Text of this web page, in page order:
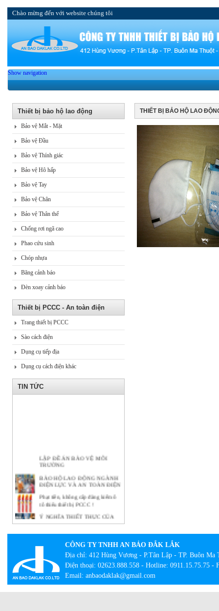
Chào mừng đến với website chúng tôi
Show navigation
Thiết bị bảo hộ lao động
Bảo vệ Mắt - Mặt
Bảo vệ Đầu
Bảo vệ Thính giác
Bảo vệ Hô hấp
Bảo vệ Tay
Bảo vệ Chân
Bảo vệ Thân thể
Chống rơi ngã cao
Phao cứu sinh
Chóp nhựa
Băng cảnh báo
Đèn xoay cảnh báo
Thiết bị PCCC - An toàn điện
Trang thiết bị PCCC
Sào cách điện
Dụng cụ tiếp địa
Dụng cụ cách điện khác
TIN TỨC
LẬP ĐỀ ÁN BẢO VỆ MÔI
TRƯỜNG
BẢO HỘ LAO ĐỘNG NGÀNH
ĐIỆN LỰC VÀ AN TOÀN ĐIỆN
Phạt tiền, không cấp đăng kiểm ô
tô thiếu thiết bị PCCC !
Ý NGHĨA THIẾT THỰC CỦA
CÔNG TÁC BẢO HỘ LAO
BẢO HỘ LAO ĐỘNG -
NHỮNG KHÁI NIỆM CƠ BẢN
CẦN BIẾT
Lạ lẫm với tour bắt buộc mặc đồ
bảo hộ lao động
Con đường thành công của hãng
quần bò xuất thân từ đồ bảo hộ lao
THIẾT BỊ BẢO HỘ LAO
CÔNG TY TNHH AN BẢO ĐẮK LẮK
Địa chỉ: 412 Hùng Vương - P.Tân Lập - TP. Buôn Ma
Điện thoại: 02623.888.558 - Hotline: 0911.15.75.75 -
Email: anbaodaklak@gmail.com